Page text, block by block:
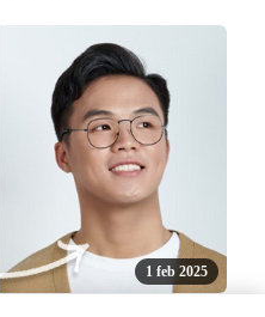
1 feb 2025